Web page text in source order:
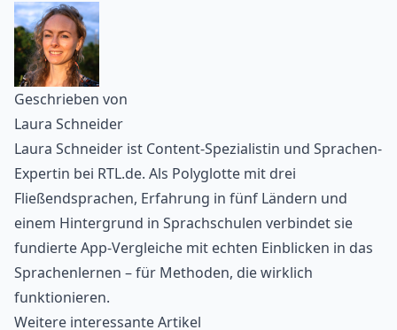
Geschrieben von
Laura Schneider
Laura Schneider ist Content-Spezialistin und Sprachen-
Expertin bei RTL.de. Als Polyglotte mit drei
Fließendsprachen, Erfahrung in fünf Ländern und
einem Hintergrund in Sprachschulen verbindet sie
fundierte App-Vergleiche mit echten Einblicken in das
Sprachenlernen – für Methoden, die wirklich
funktionieren.
Weitere interessante Artikel